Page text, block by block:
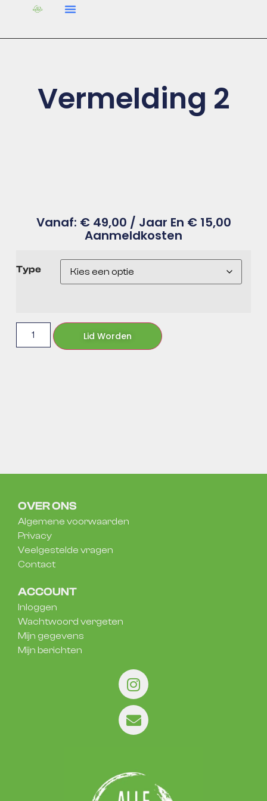
Vermelding 2
Vanaf: €49,00 / Jaar En €15,00
Aanmeldkosten
Type
Lid Worden
OVER ONS
Algemene voorwaarden
Privacy
Veelgestelde vragen
Contact
ACCOUNT
Inloggen
Wachtwoord vergeten
Mijn gegevens
Mijn berichten